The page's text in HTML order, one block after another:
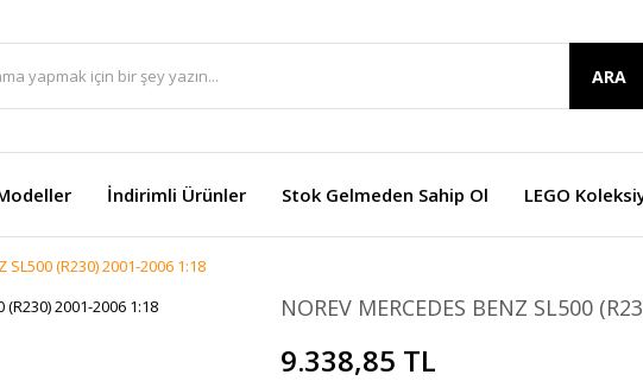
ARA
İndirimli Ürünler Stok Gelmeden Sahip Ol LEGO
SL500 (R230) 2001-2006 1:18
NOREV MERCEDES BENZ SL500
9.338,85 TL